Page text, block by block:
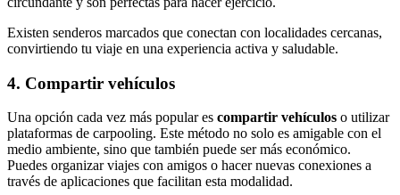
Existen senderos marcados que conectan con localidades cercanas,
convirtiendo tu viaje en una experiencia activa y saludable.
4. Compartir vehículos
Una opción cada vez más popular es compartir vehículos o utilizar
plataformas de carpooling. Este método no solo es amigable con el
medio ambiente, sino que también puede ser más económico.
Puedes organizar viajes con amigos o hacer nuevas conexiones a
través de aplicaciones que facilitan esta modalidad.